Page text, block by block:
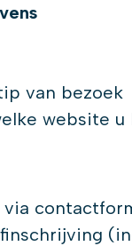
van bezoek
website u